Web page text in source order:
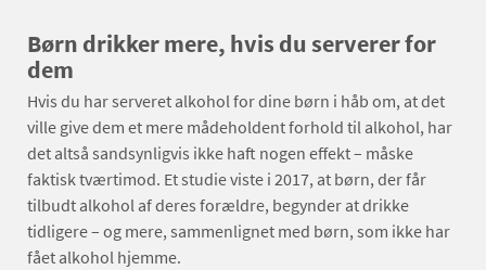
Børn drikker mere, hvis du serverer for
dem
Hvis du har serveret alkohol for dine børn i håb om, at det
ville give dem et mere mådeholdent forhold til alkohol, har
det altså sandsynligvis ikke haft nogen effekt – måske
faktisk tværtimod. Et studie viste i 2017, at børn, der får
tilbudt alkohol af deres forældre, begynder at drikke
tidligere – og mere, sammenlignet med børn, som ikke har
fået alkohol hjemme.